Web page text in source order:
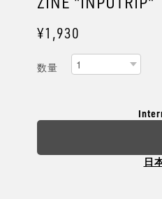
¥1,930
数量
日